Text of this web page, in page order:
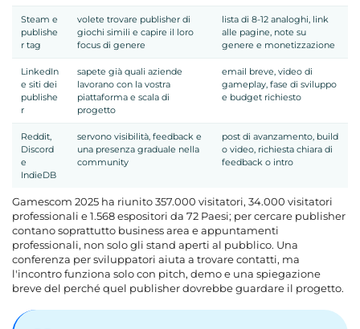
Steam e
publishe
r tag
volete trovare publisher di
giochi simili e capire il loro
focus di genere
lista di 8-12 analoghi, link
alle pagine, note su
genere e monetizzazione
LinkedIn
e siti dei
publishe
r
sapete già quali aziende
lavorano con la vostra
piattaforma e scala di
progetto
email breve, video di
gameplay, fase di sviluppo
e budget richiesto
Reddit,
Discord
e
IndieDB
servono visibilità, feedback e
una presenza graduale nella
community
post di avanzamento, build
o video, richiesta chiara di
feedback o intro
Gamescom 2025 ha riunito 357.000 visitatori, 34.000 visitatori
professionali e 1.568 espositori da 72 Paesi; per cercare publisher
contano soprattutto business area e appuntamenti
professionali, non solo gli stand aperti al pubblico. Una
conferenza per sviluppatori aiuta a trovare contatti, ma
l'incontro funziona solo con pitch, demo e una spiegazione
breve del perché quel publisher dovrebbe guardare il progetto.